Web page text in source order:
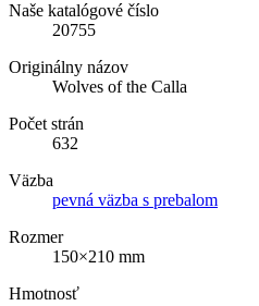
Naše katalógové číslo
20755
Originálny názov
Wolves of the Calla
Počet strán
632
Väzba
pevná väzba s prebalom
Rozmer
150×210 mm
Hmotnosť